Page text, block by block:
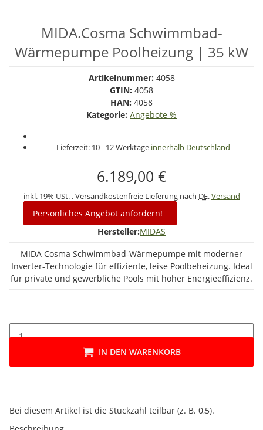
MIDA.Cosma Schwimmbad-
Wärmepumpe Poolheizung | 35 kW
Artikelnummer: 4058
GTIN: 4058
HAN: 4058
Kategorie: Angebote %
Lieferzeit: 10 - 12 Werktage innerhalb Deutschland
6.189,00 €
inkl. 19% USt. , Versandkostenfreie Lieferung nach DE.Versand
Persönliches Angebot anfordern!
Hersteller:MIDAS
MIDA Cosma Schwimmbad-Wärmepumpe mit moderner
Inverter-Technologie für effiziente, leise Poolbeheizung. Ideal
für private und gewerbliche Pools mit hoher Energieeffizienz.
IN DEN WARENKORB
x
Bei diesem Artikel ist die Stückzahl teilbar (z. B. 0,5).